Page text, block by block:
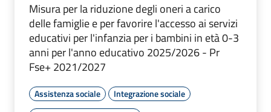
Misura per la riduzione degli oneri a carico
delle famiglie e per favorire l'accesso ai servizi
educativi per l'infanzia per i bambini in età 0-3
anni per l'anno educativo 2025/2026 - Pr
Fse+ 2021/2027
Assistenza sociale
Integrazione sociale